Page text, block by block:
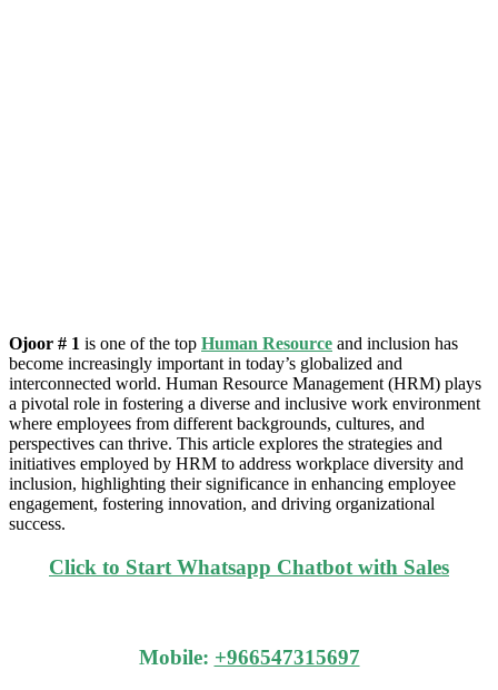
Ojoor # 1 is one of the top Human Resource and inclusion has
become increasingly important in today’s globalized and
interconnected world. Human Resource Management (HRM) plays
a pivotal role in fostering a diverse and inclusive work environment
where employees from different backgrounds, cultures, and
perspectives can thrive. This article explores the strategies and
initiatives employed by HRM to address workplace diversity and
inclusion, highlighting their significance in enhancing employee
engagement, fostering innovation, and driving organizational
success.
Click to Start Whatsapp Chatbot with Sales
Mobile: +966547315697